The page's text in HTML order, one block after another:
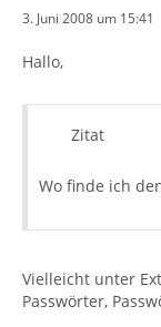
3. Juni 2008 um 15:41
Hallo,
Zitat
Wo finde ich
Vielleicht unter
Passwörter,